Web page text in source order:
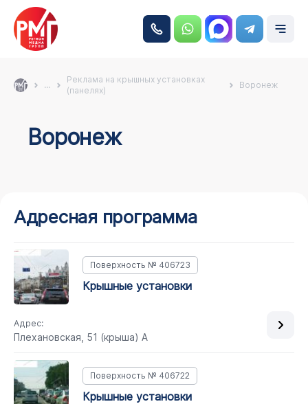
...
Реклама на крышных установках
(панелях)
Воронеж
Воронеж
Адресная программа
Поверхность № 406723
крышные установки
Адрес:
Плехановская, 51 (крыша) А
Поверхность № 406722
крышные установки